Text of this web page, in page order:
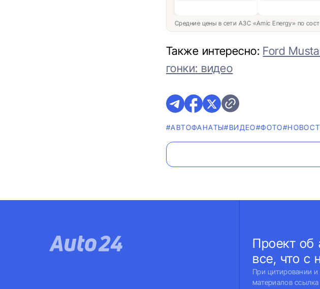
Средние цены в сети АЗС «Amic Energy» по
Также интересно: Ford
гонки: видео
#AВТОФАНАТЫ#ВИДЕО#ФОТО
Проект об
все, что с
При цитировании
материалов